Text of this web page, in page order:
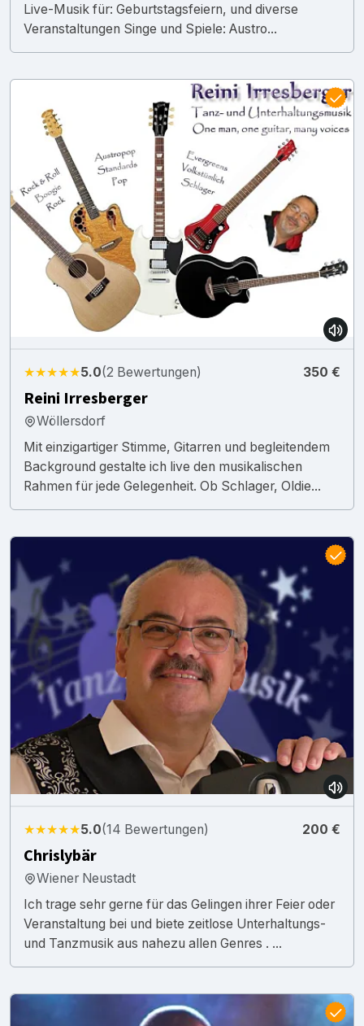
Live-Musik für: Geburtstagsfeiern, und diverse
Veranstaltungen Singe und Spiele: Austro...
★★★★★5.0(2 Bewertungen) 350 €
Reini Irresberger
Wöllersdorf
Mit einzigartiger Stimme, Gitarren und begleitendem
Background gestalte ich live den musikalischen
Rahmen für jede Gelegenheit. Ob Schlager, Oldie...
★★★★★5.0(14 Bewertungen) 200 €
Chrislybär
Wiener Neustadt
Ich trage sehr gerne für das Gelingen ihrer Feier oder
Veranstaltung bei und biete zeitlose Unterhaltungs-
und Tanzmusik aus nahezu allen Genres . ...